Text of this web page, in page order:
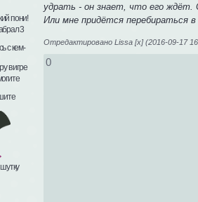
удрать - он знает, что его ждёт.
Или мне придётся перебираться в
Отредактировано Lissa [x] (2016-09-17
0